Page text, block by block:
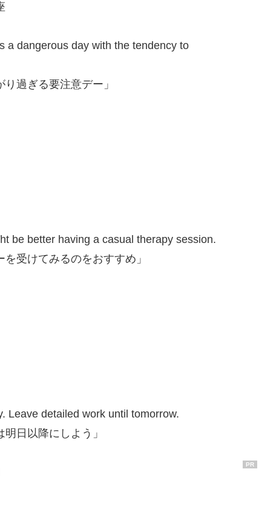
a dangerous day with the tendency to
過ぎる要注意デー」
be better having a casual therapy session.
受けてみるのをおすすめ」
Leave detailed work until tomorrow.
日以降にしよう」
PR